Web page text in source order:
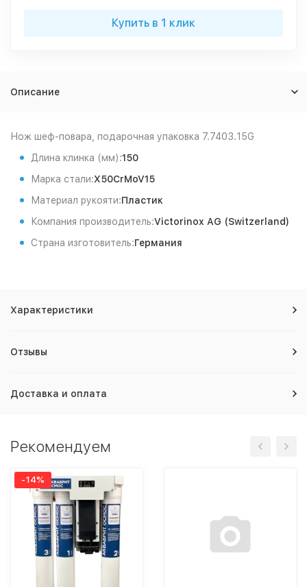
Купить в 1 клик
Описание
Нож шеф-повара, подарочная упаковка 7.7403.15G
Длина клинка (мм):150
Марка стали:X50CrMoV15
Материал рукояти:Пластик
Компания производитель:Victorinox AG (Switzerland)
Страна изготовитель:Германия
Характеристики
Отзывы
Доставка и оплата
Рекомендуем
-14%